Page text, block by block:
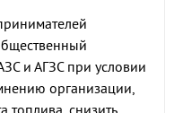
и АГЗС при условии
организации,
топлива, снизить